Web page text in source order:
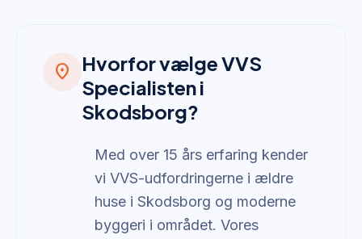
location_on
Hvorfor vælge VVS
Specialisten i
Skodsborg?
Med over 15 års erfaring kender
vi VVS-udfordringerne i ældre
huse i Skodsborg og moderne
byggeri i området. Vores